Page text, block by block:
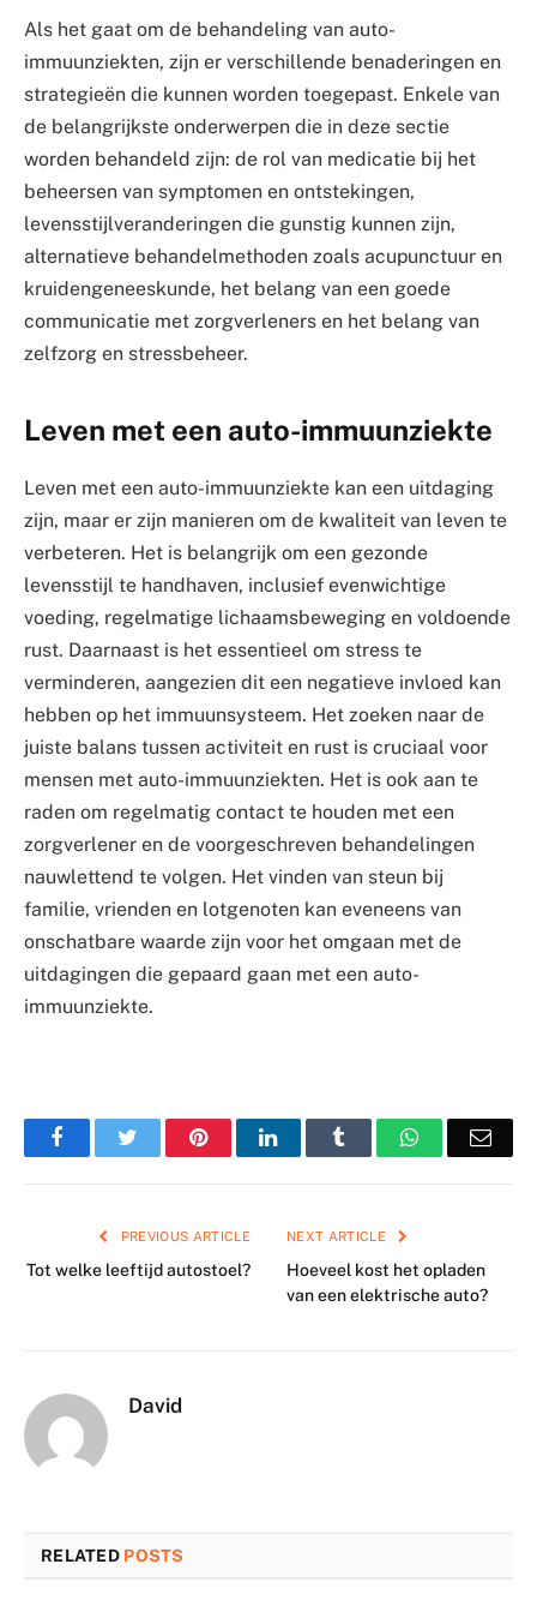
Als het gaat om de behandeling van auto-
immuunziekten, zijn er verschillende benaderingen en
strategieën die kunnen worden toegepast. Enkele van
de belangrijkste onderwerpen die in deze sectie
worden behandeld zijn: de rol van medicatie bij het
beheersen van symptomen en ontstekingen,
levensstijlveranderingen die gunstig kunnen zijn,
alternatieve behandelmethoden zoals acupunctuur en
kruidengeneeskunde, het belang van een goede
communicatie met zorgverleners en het belang van
zelfzorg en stressbeheer.
Leven met een auto-immuunziekte
Leven met een auto-immuunziekte kan een uitdaging
zijn, maar er zijn manieren om de kwaliteit van leven te
verbeteren. Het is belangrijk om een gezonde
levensstijl te handhaven, inclusief evenwichtige
voeding, regelmatige lichaamsbeweging en voldoende
rust. Daarnaast is het essentieel om stress te
verminderen, aangezien dit een negatieve invloed kan
hebben op het immuunsysteem. Het zoeken naar de
juiste balans tussen activiteit en rust is cruciaal voor
mensen met auto-immuunziekten. Het is ook aan te
raden om regelmatig contact te houden met een
zorgverlener en de voorgeschreven behandelingen
nauwlettend te volgen. Het vinden van steun bij
familie, vrienden en lotgenoten kan eveneens van
onschatbare waarde zijn voor het omgaan met de
uitdagingen die gepaard gaan met een auto-
immuunziekte.
FacebookTwitter PinterestLinkedIn Tumblr WhatsApp
PREVIOUS ARTICLE
Tot welke leeftijd autostoel?
NEXT ARTICLE
Hoeveel kost het opladen
van een elektrische auto?
David
RELATED POSTS